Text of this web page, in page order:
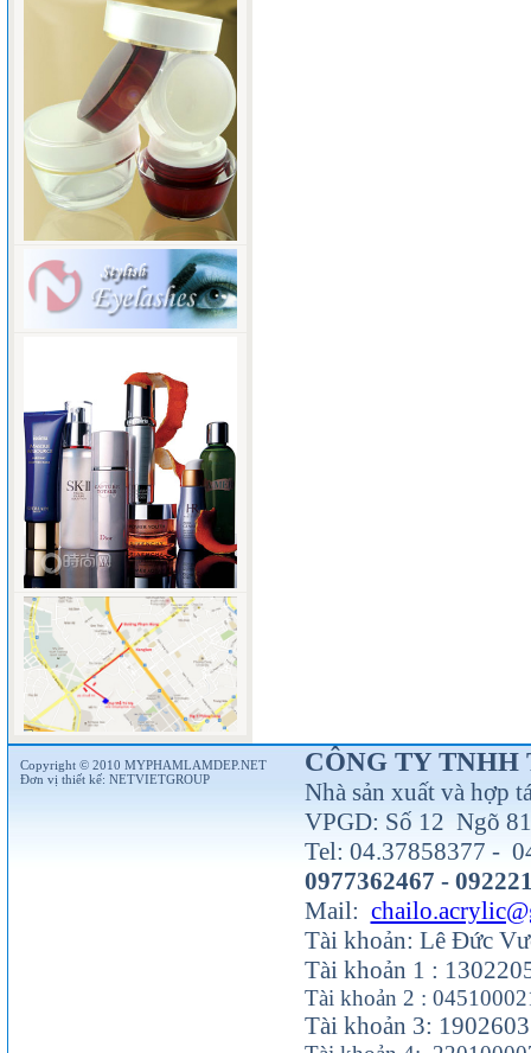
Copyright © 2010 MYPHAMLAMDEP.NET
Đơn vị thiết kế: NETVIETGROUP
CÔNG TY
Nhà sản xuất và hợp
VPGD: Số 12 Ngõ
Tel: 04.37858377 -
0977362467 -
Mail:
Tài khoản: Lê Đức
Tài khoản 1 :
Tài khoản 2 :
Tài khoản 3: